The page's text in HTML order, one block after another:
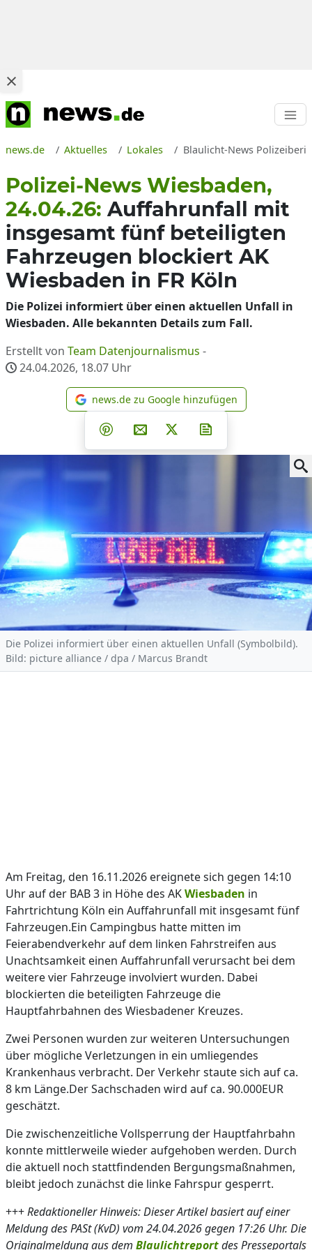
news.de Aktuelles Lokales Blaulicht-News
Polizei-News Wiesbaden,
24.04.26: Auffahrunfall mit
insgesamt fünf beteiligten
Fahrzeugen blockiert AK
Wiesbaden in FR Köln
Die Polizei informiert über einen aktuellen Unfall in
Wiesbaden. Alle bekannten Details zum Fall.
Erstellt von Team Datenjournalismus -
24.04.2026, 18.07 Uhr
news.de zu Google
news.de zu Google hinzufügen
Teilen auf Facebook
Teilen auf Whatsapp
Teilen auf Telegram
Teilen auf Pinterest
Per E-Mail teilen
Post auf X
Die Polizei informiert über einen aktuellen Unfall (Symbolbild).
Bild: picture alliance / dpa / Marcus Brandt
Am Freitag, den 16.11.2026 ereignete sich gegen 14:10
Uhr auf der BAB 3 in Höhe des AKWiesbaden in
Fahrtrichtung Köln ein Auffahrunfall mit insgesamt fünf
Fahrzeugen.Ein Campingbus hatte mitten im
Feierabendverkehr auf dem linken Fahrstreifen aus
Unachtsamkeit einen Auffahrunfall verursacht bei dem
weitere vier Fahrzeuge involviert wurden. Dabei
blockierten die beteiligten Fahrzeuge die
Hauptfahrbahnen des Wiesbadener Kreuzes.
Zwei Personen wurden zur weiteren Untersuchungen
über mögliche Verletzungen in ein umliegendes
Krankenhaus verbracht. Der Verkehr staute sich auf ca.
8 km Länge.Der Sachschaden wird auf ca. 90.000EUR
geschätzt.
Die zwischenzeitliche Vollsperrung der Hauptfahrbahn
konnte mittlerweile wieder aufgehoben werden. Durch
die aktuell noch stattfindenden Bergungsmaßnahmen,
bleibt jedoch zunächst die linke Fahrspur gesperrt.
+++Redaktioneller Hinweis: Dieser Artikel basiert auf einer
Meldung des PASt (KvD) vom 24.04.2026 gegen 17:26 Uhr. Die
Originalmeldung aus dem Blaulichtreportdes Presseportals